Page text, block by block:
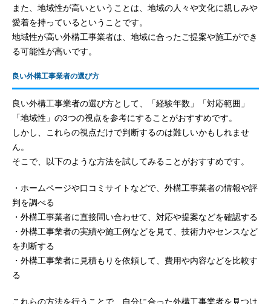
また、地域性が高いということは、地域の人々や文化に親しみや
愛着を持っているということです。
地域性が高い外構工事業者は、地域に合ったご提案や施工ができ
る可能性が高いです。
良い外構工事業者の選び方
良い外構工事業者の選び方として、「経験年数」「対応範囲」
「地域性」の3つの視点を参考にすることがおすすめです。
しかし、これらの視点だけで判断するのは難しいかもしれませ
ん。
そこで、以下のような方法を試してみることがおすすめです。
・ホームページや口コミサイトなどで、外構工事業者の情報や評
判を調べる
・外構工事業者に直接問い合わせて、対応や提案などを確認する
・外構工事業者の実績や施工例などを見て、技術力やセンスなど
を判断する
・外構工事業者に見積もりを依頼して、費用や内容などを比較す
る
これらの方法を行うことで、自分に合った外構工事業者を見つけ